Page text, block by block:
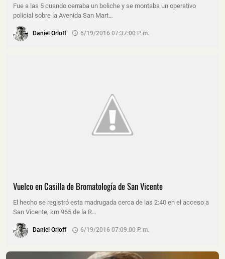
Fue a las 5 cuando cerraba un boliche y se montaba un operativo
policial sobre la Avenida San Mart…
Daniel Orloff 6/19/2016 07:37:00 P. M.
Vuelco en Casilla de Bromatología de San Vicente
El hecho se registró esta madrugada cerca de las 2:40 en el acceso a
San Vicente, km 965 de la R…
Daniel Orloff 6/19/2016 07:09:00 P. M.